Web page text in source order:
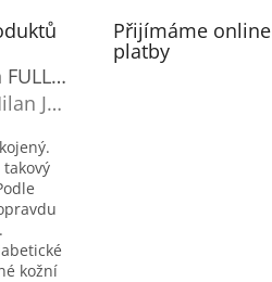
Ozon FULL-OXY antimicrobial
produktu je 5 z 5 hvězdiček.
Milan Janecký
takový
kožní
Přijímáme online
platby